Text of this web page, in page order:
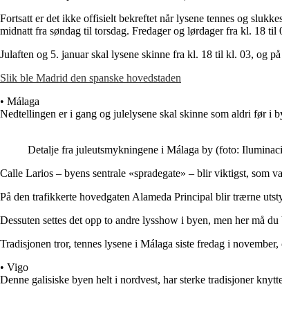
Fortsatt er det ikke offisielt bekreftet når lysene tennes og
midnatt fra søndag til torsdag. Fredager og lørdager fra kl. 18 til
Julaften og 5. januar skal lysene skinne fra kl. 18 til kl. 03, og
Slik ble Madrid den spanske hovedstaden
• Málaga
Nedtellingen er i gang og julelysene skal skinne som aldri før i
Detalje fra juleutsmykningene i Málaga by (foto:
Calle Larios – byens sentrale «spradegate» – blir viktigst, som
På den trafikkerte hovedgaten Alameda Principal blir trærne
Dessuten settes det opp to andre lysshow i byen, men her må du
Tradisjonen tror, tennes lysene i Málaga siste fredag i
• Vigo
Denne galisiske byen helt i nordvest, har sterke tradisjoner